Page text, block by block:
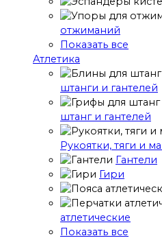
отжиманий
Показать все
Атлетика
штанги и гантелей
штанг и гантелей
Рукоятки, тяги и
Гантели
Гири
атлетические
Показать все